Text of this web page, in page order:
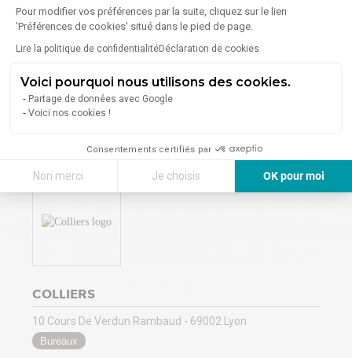
Pour modifier vos préférences par la suite, cliquez sur le lien
'Préférences de cookies' situé dans le pied de page.
Lire la politique de confidentialitéDéclaration de cookies
Voici pourquoi nous utilisons des cookies.
Partage de données avec Google
Voici nos cookies !
Consentements certifiés par
Non merci Je choisis
OK pour moi
Notre plateforme vous permet d'adapter et de gérer vos paramètres
Bureaux Entrepôts
Locaux d'activités
Locaux commerciaux
Terrains
6 Annonces en ligneà Lyon 2ème
COLLIERS
10 Cours De Verdun Rambaud - 69002 Lyon
Bureaux